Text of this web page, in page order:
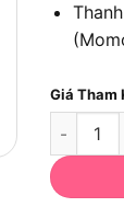
Giá Tham
Thang